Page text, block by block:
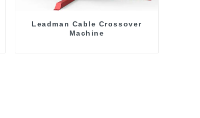
Leadman Cable Crossover
Machine